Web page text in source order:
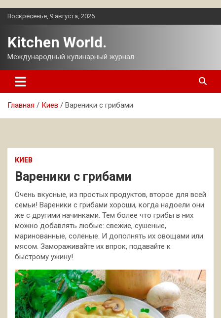
Перейти
Воскресенье, 9 августа, 2026
Kitchen World.
Международный кулинарный журнал.
Главная Киев Вареники с грибами
КИЕВ
Вареники с грибами
Очень вкусные, из простых продуктов, второе для всей
семьи! Вареники с грибами хороши, когда надоели они
же с другими начинками. Тем более что грибы в них
можно добавлять любые: свежие, сушеные,
маринованные, соленые. И дополнять их овощами или
мясом. Замораживайте их впрок, подавайте к
быстрому ужину!